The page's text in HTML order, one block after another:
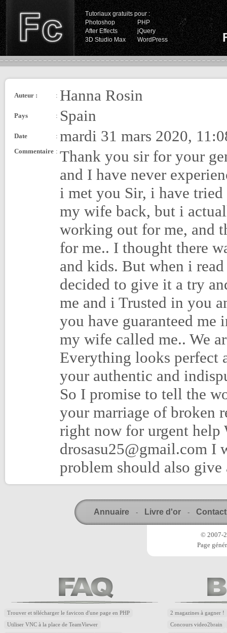
Tutoriaux gratuits pour :
Photoshop
PHP
After Effects
jQuery
3D Studio Max
WordPress
Auteur : : Hanna Rosin
Pays : Spain
Date : mardi 31 mars 2020,
Commentaire : Thank you sir for your
and I have never
i met you Sir, i have
my wife back, but i
working out for me, and
for me.. I thought there
and kids. But when i
decided to give it a try
me and i Trusted in you
you have guaranteed me
my wife called me.. We
Everything looks perfect
your authentic and
So I promise to tell the
your marriage of broken
right now for urgent help
drosasu25@gmail.com I
problem should also
Annuaire - Livre d'or - Contact
© 2007-
Page
Trouver et télécharger le favicon d'une page en PHP
Utiliser VNC à la place de TeamViewer
2 magazines à gagner !
Concours video2brain